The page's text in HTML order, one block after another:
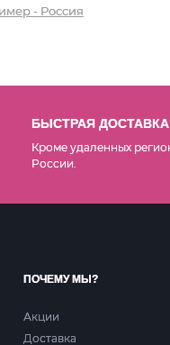
- Россия
БЫСТРАЯ ДОСТАВКА
Кроме удаленных
России.
ПОЧЕМУ МЫ?
Акции
Доставка